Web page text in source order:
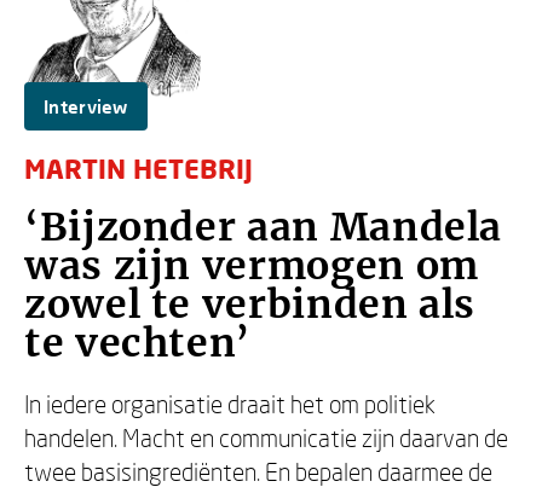
Interview
MARTIN HETEBRIJ
‘Bijzonder aan Mandela
was zijn vermogen om
zowel te verbinden als
te vechten’
In iedere organisatie draait het om politiek
handelen. Macht en communicatie zijn daarvan de
twee basisingrediënten. En bepalen daarmee de